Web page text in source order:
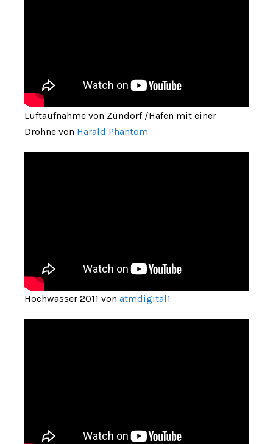
Luftaufnahme von Zündorf /Hafen mit einer
Drohne von Harald Phantom
Hochwasser 2011 von atmdigital1